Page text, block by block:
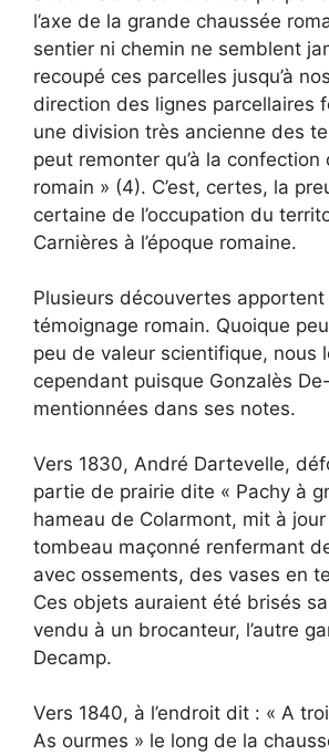
l’axe de la grande chaussée
sentier ni chemin ne semblent
recoupé ces parcelles jusqu’à
direction des lignes parcellaires
une division très ancienne des
peut remonter qu’à la
romain » (4). C’est, certes, la
certaine de l’occupation du
Carnières à l’époque romaine.
Plusieurs découvertes apportent
témoignage romain. Quoique
peu de valeur scientifique, nous
cependant puisque Gonzalès
mentionnées dans ses notes.
Vers 1830, André Dartevelle,
partie de prairie dite « Pachy à
hameau de Colarmont, mit à
tombeau maçonné renfermant
avec ossements, des vases en
Ces objets auraient été brisés
vendu à un brocanteur, l’autre
Decamp.
Vers 1840, à l’endroit dit : « A
As ourmes » le long de la